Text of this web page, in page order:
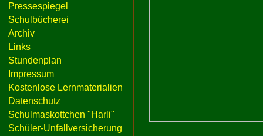
Pressespiegel
Schulbücherei
Archiv
Links
Stundenplan
Impressum
Kostenlose Lernmaterialien
Datenschutz
Schulmaskottchen "Harli"
Schüler-Unfallversicherung